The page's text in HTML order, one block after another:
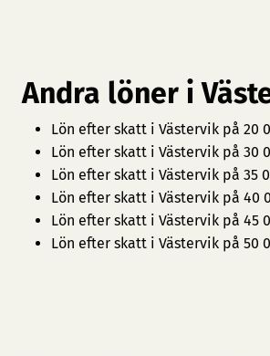
Andra löner i
Lön efter skatt i Västervik på 20
Lön efter skatt i Västervik på 30
Lön efter skatt i Västervik på 35
Lön efter skatt i Västervik på 40
Lön efter skatt i Västervik på 45
Lön efter skatt i Västervik på 50